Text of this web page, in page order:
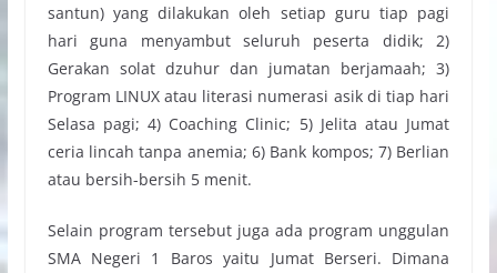
santun) yang dilakukan oleh setiap guru tiap pagi
hari guna menyambut seluruh peserta didik; 2)
Gerakan solat dzuhur dan jumatan berjamaah; 3)
Program LINUX atau literasi numerasi asik di tiap hari
Selasa pagi; 4) Coaching Clinic; 5) Jelita atau Jumat
ceria lincah tanpa anemia; 6) Bank kompos; 7) Berlian
atau bersih-bersih 5 menit.
Selain program tersebut juga ada program unggulan
SMA Negeri 1 Baros yaitu Jumat Berseri. Dimana